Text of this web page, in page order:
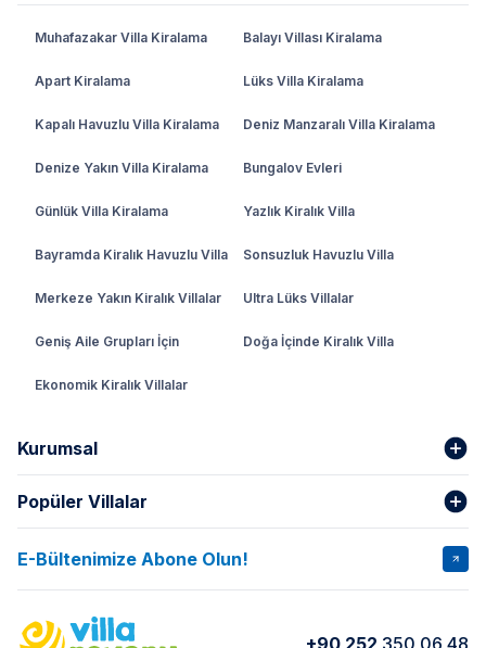
Muhafazakar Villa Kiralama Balayı Villası Kiralama
Apart Kiralama Lüks Villa Kiralama
Kapalı Havuzlu Villa Kiralama Deniz Manzaralı Villa Kiralama
Denize Yakın Villa Kiralama Bungalov Evleri
Günlük Villa Kiralama Yazlık Kiralık Villa
Bayramda Kiralık Havuzlu Villa Sonsuzluk Havuzlu Villa
Merkeze Yakın Kiralık Villalar Ultra Lüks Villalar
Geniş Aile Grupları İçin Doğa İçinde Kiralık Villa
Ekonomik Kiralık Villalar
Kurumsal
Hakkımızda
İptal Şartları Banka Hesapları
Kurumsal Blog
Yorumlar Nasıl Kiralarım
Popüler Villalar
VİLLA SALKIM VİLLA SLAY 1
E-Bültenimize Abone Olun!